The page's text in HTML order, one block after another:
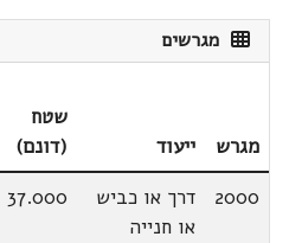
מגרשים
מגרש ייעוד
שטח
(דונם)
2000
דרך או כביש
או חנייה
37.000